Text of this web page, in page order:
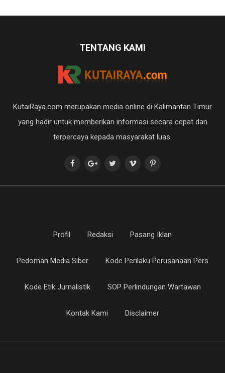
TENTANG KAMI
KutaiRaya.com merupakan media online di Kalimantan Timur
yang hadir untuk memberikan informasi secara cepat dan
terpercaya kepada masyarakat luas.
Profil Redaksi Pasang Iklan
Pedoman Media Siber Kode Perilaku Perusahaan Pers
Kode Etik Jurnalistik SOP Perlindungan Wartawan
Kontak Kami Disclaimer